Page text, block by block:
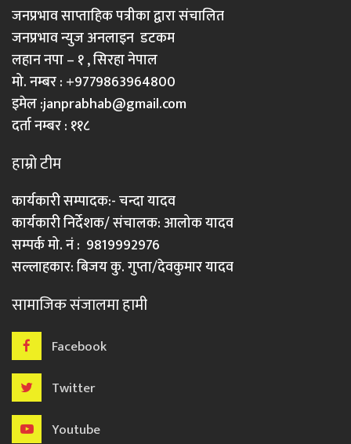
जनप्रभाव साप्ताहिक पत्रीका द्वारा संचालित
जनप्रभाव न्युज अनलाइन डटकम
लहान नपा – १ , सिरहा नेपाल
मो. नम्बर : +9779863964800
इमेल :janprabhab@gmail.com
दर्ता नम्बर : ११८
हाम्रो टीम
कार्यकारी सम्पादक:- चन्दा यादव
कार्यकारी निर्देशक/ संचालक: आलोक यादव
सम्पर्क मो. नं : 9819992976
सल्लाहकार: बिजय कु. गुप्ता/देवकुमार यादव
सामाजिक संजालमा हामी
Facebook
Twitter
Youtube